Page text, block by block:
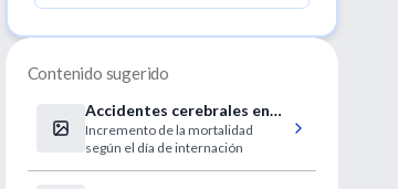
Contenido sugerido
Accidentes cerebrales en
fin de semana tienen mayor
mortalidad
Incremento de la mortalidad
según el día de internación